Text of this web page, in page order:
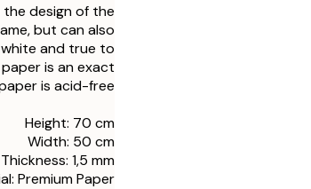
design of the
but can also
and true to
is an exact
is acid-free.
Height: 70 cm
Width: 50 cm
Thickness: 1,5 mm
Premium Paper